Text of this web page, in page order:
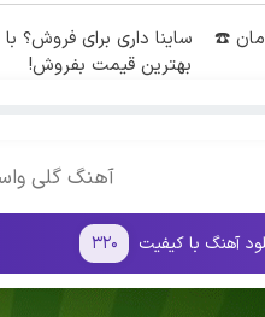
☎️
ساینا داری برای فروش؟ با
بهترین قیمت بفروش!
آهنگ گلی
آهنگ با کیفیت ۳۲۰